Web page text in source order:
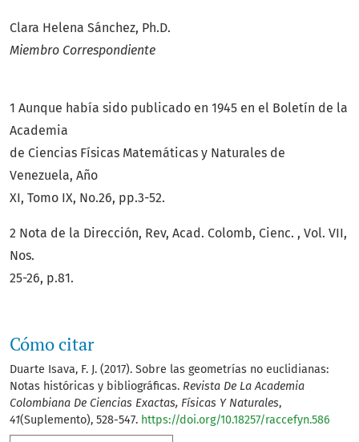
Cómo citar
Duarte Isava, F. J. (2017). Sobre las geometrías no euclidianas:
Notas históricas y bibliográficas. Revista De La Academia
Colombiana De Ciencias Exactas, Físicas Y Naturales,
41(Suplemento), 528-547. https://doi.org/10.18257/raccefyn.586
Clara Helena Sánchez, Ph.D.
Miembro Correspondiente
1 Aunque había sido publicado en 1945 en el Boletín de la
Academia
de Ciencias Físicas Matemáticas y Naturales de
Venezuela, Año
XI, Tomo IX, No.26, pp.3-52.
2 Nota de la Dirección, Rev, Acad. Colomb, Cienc. , Vol. VII,
Nos.
25-26, p.81.